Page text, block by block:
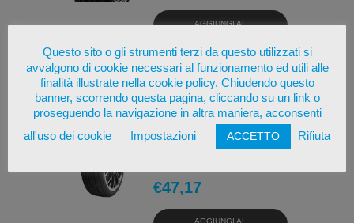
AGGIUNGI AL
OSSERVA
NANKANG NS-20 195/50
R15 82V PNEUMATICI
€47,17
AGGIUNGI AL
Questo sito o gli strumenti terzi da questo utilizzati si
avvalgono di cookie necessari al funzionamento ed utili alle
finalità illustrate nella cookie policy. Chiudendo questo
banner, scorrendo questa pagina, cliccando su un link o
proseguendo la navigazione in altra maniera, acconsenti
all'uso dei cookie
Impostazioni ACCETTO Rifiuta